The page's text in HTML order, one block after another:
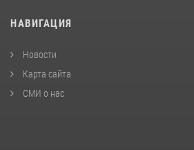
НАВИГАЦИЯ
Новости
Карта сайта
СМИ о нас